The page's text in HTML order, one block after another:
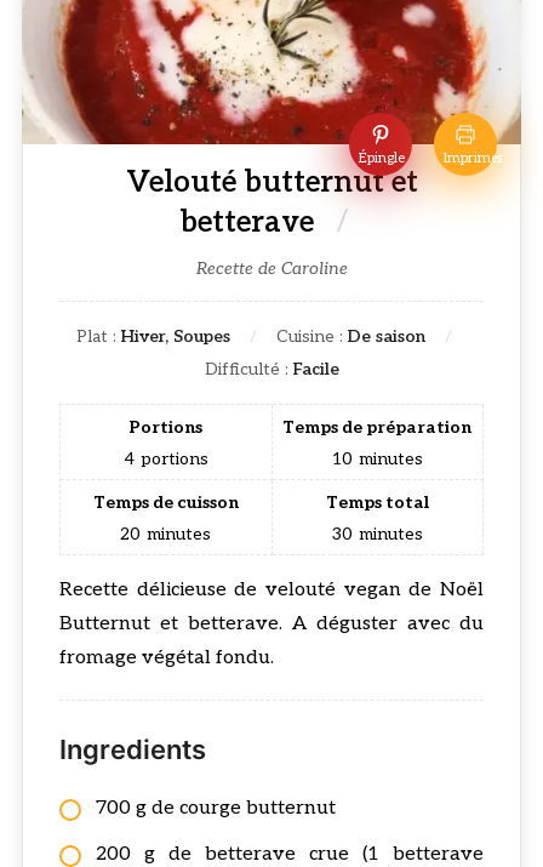
Épingle Imprimer
Velouté butternut et
betterave
Recette de Caroline
Plat : Hiver, Soupes Cuisine : De saison
Difficulté : Facile
Portions
4 portions
Temps de préparation
10 minutes
Temps de cuisson
20 minutes
Temps total
30 minutes
Recette délicieuse de velouté vegan de Noël
Butternut et betterave. A déguster avec du
fromage végétal fondu.
Ingredients
700 g de courge butternut
200 g de betterave crue (1 betterave